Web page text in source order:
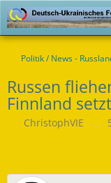
Politik / News -
Russen
Finnland
ChristophVIE